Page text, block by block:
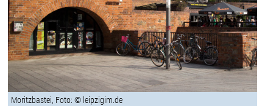
Moritzbastei, Foto: © leipzigim.de